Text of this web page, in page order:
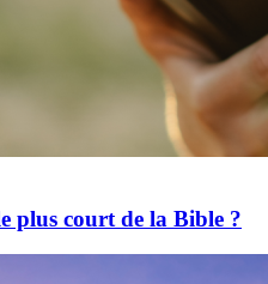
plus court de la Bible ?